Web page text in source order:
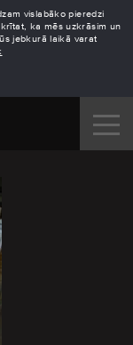
vislabāko pieredzi
ka mēs uzkrāsim un
jebkurā laikā varat